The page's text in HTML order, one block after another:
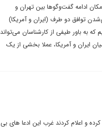
ادامه گفت‌وگوها بین تهران و
توافق دو طرف (ایران و آمریکا)
که به باور طیفی از کارشناسان می‌تواند
ایران و آمریکا، عملا بخشی از یک
و اعلام کردند غرب این ادعا های بی